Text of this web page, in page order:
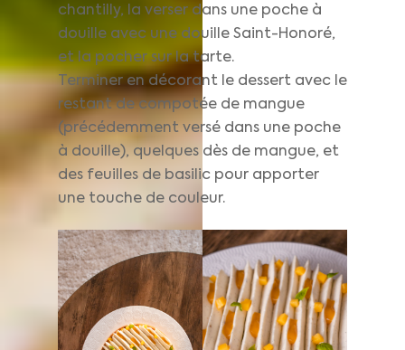
chantilly, la verser dans une poche à
douille avec une douille Saint-Honoré,
et la pocher sur la tarte.
Terminer en décorant le dessert avec le
restant de compotée de mangue
(précédemment versé dans une poche
à douille), quelques dès de mangue, et
des feuilles de basilic pour apporter
une touche de couleur.